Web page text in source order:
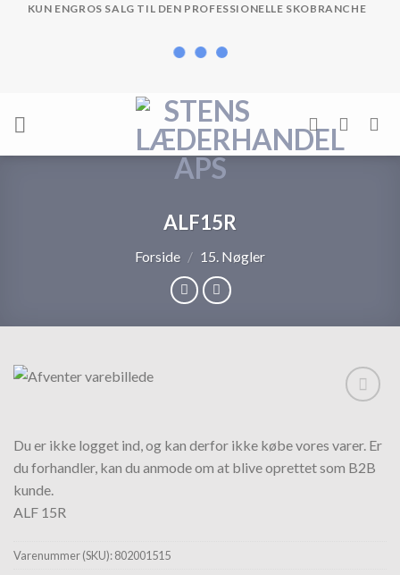
KUN ENGROS SALG TIL DEN PROFESSIONELLE SKOBRANCHE
ALF15R
Forside / 15. Nøgler
Du er ikke logget ind, og kan derfor ikke købe vores varer. Er
du forhandler, kan du anmode om at blive oprettet som B2B
kunde.
ALF 15R
Varenummer (SKU):802001515